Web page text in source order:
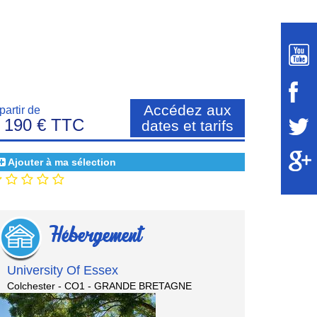
de
190 € TTC
Accédez aux
dates et tarifs
Ajouter à ma sélection
Hébergement
University Of Essex
Colchester - CO1 - GRANDE BRETAGNE